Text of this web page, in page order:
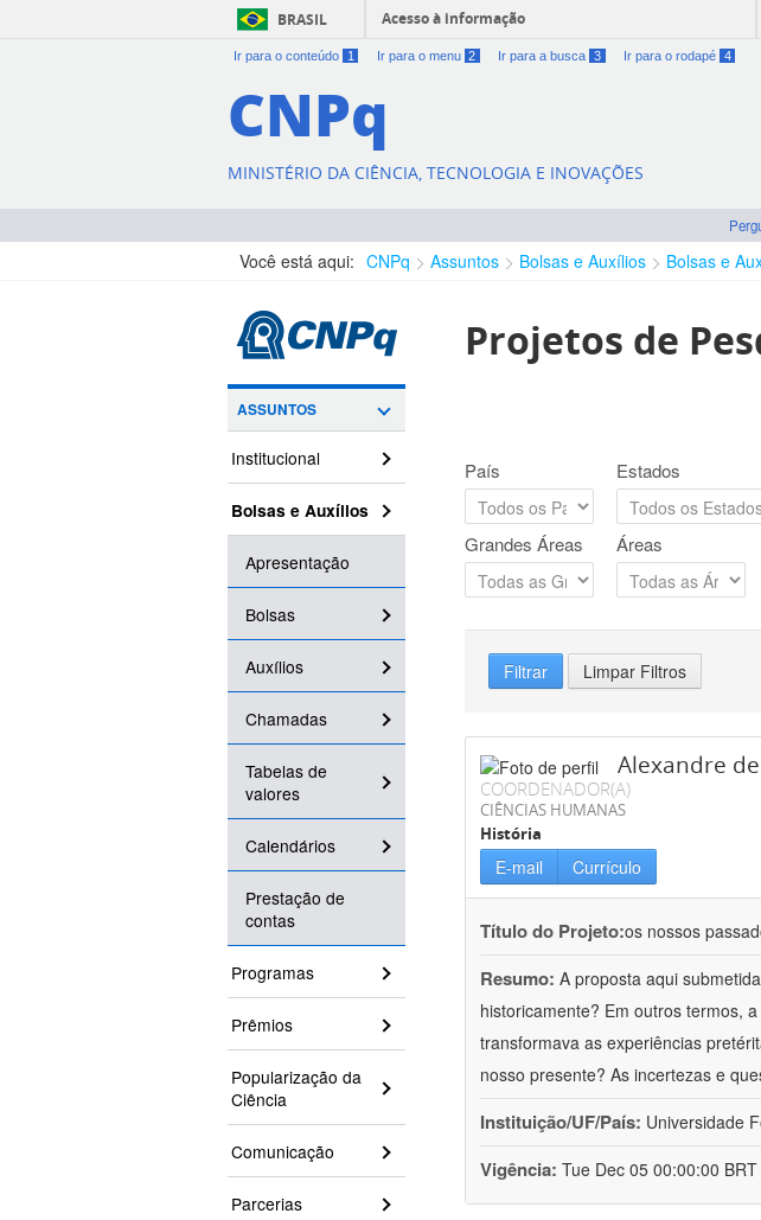
BRASIL Acesso à informação
Ir para o conteúdo 1 Ir para o menu 2 Ir para a busca 3 Ir para o rodapé 4
CNPq
MINISTÉRIO DA CIÊNCIA, TECNOLOGIA E INOVAÇÕES
Você está aqui: CNPq Assuntos Bolsas e Auxílios Bolsas e
ASSUNTOS
Institucional
Bolsas e Auxílios
Apresentação
Bolsas
Auxílios
Chamadas
Tabelas de
valores
Calendários
Prestação de
contas
Programas
Prêmios
Popularização da
Ciência
Comunicação
Parcerias
Projetos de
País Estados
Grandes Áreas Áreas
Filtrar Limpar Filtros
Alexandre
COORDENADOR(A)
CIÊNCIAS HUMANAS
História
E-mail Currículo
Título do Projeto:os nossos
Resumo: A proposta aqui
historicamente? Em outros termos,
transformava as experiências
nosso presente? As incertezas e
Instituição/UF/País: Universidade
Vigência: Tue Dec 05 00:00:00